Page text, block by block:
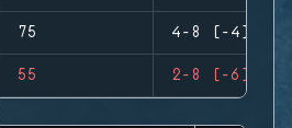
75 4-8 (-4)
55 2-8 (-6)